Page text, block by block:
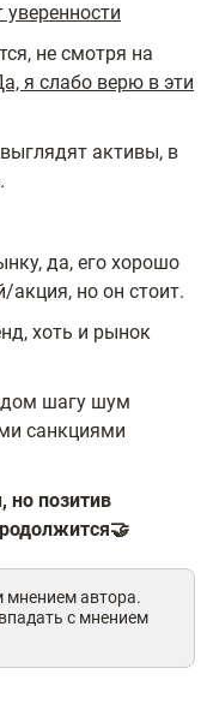
не смотря на
я слабо верю в эти
выглядят активы, в
да, его хорошо
акция, но он стоит.
хоть и рынок
шагу шум
санкциями
позитив
мнением автора.
с мнением